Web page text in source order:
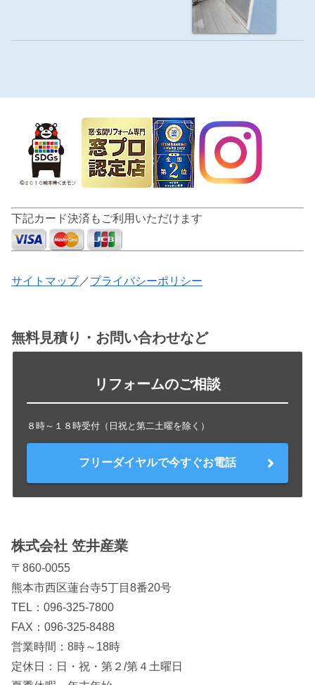
下記カード決済もご利用いただけます
サイトマップ／プライバシーポリシー
無料見積り・お問い合わせなど
リフォームのご相談
８時～１８時受付（日祝と第二土曜を除く）
フリーダイヤルで今すぐお電話
株式会社 笠井産業
〒860-0055
熊本市西区蓮台寺5丁目8番20号
TEL： 096-325-7800
FAX：096-325-8488
営業時間：8時～18時
定休日：日・祝・第２/第４土曜日